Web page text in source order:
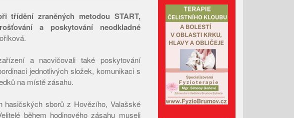
Prosinec 2023
Listopad 2023
Říjen 2023
Září 2023
Srpen 2023
Červenec 2023
Červen 2023
třídění zraněných metodou START,
a poskytování neodkladné
a nacvičovali také poskytování
jednotlivých složek, komunikaci s
na místě zásahu.
hasičských sborů z Hovězího, Valašské
během hodinového zásahu museli